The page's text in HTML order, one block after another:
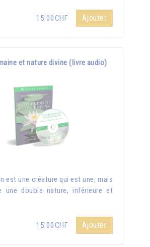
15.00CHF Ajouter
et nature divine (livre audio)
est une créature qui est une, mais
une double nature, inférieure et
15.00CHF Ajouter